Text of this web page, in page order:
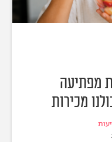
מפתיעה
מכירות